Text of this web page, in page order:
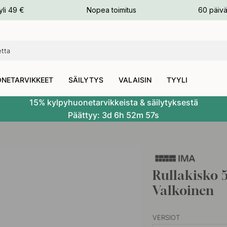
49 € Nopea toimitus 60
SÄILYTYS VALAISIN TYYLI
15% kylpyhuonetarvikkeista & säilytyksestä
Päättyy: 3d 6h 52m 57s
Rullakisko
Valkoinen
VERSIOT